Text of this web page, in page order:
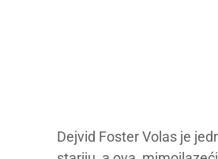
Dejvid Foster Volas je